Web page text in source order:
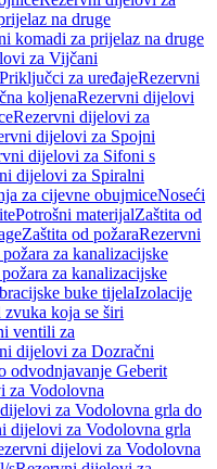
na druge
komadi za prijelaz na druge
za Vijčani
Priključci za uređajeRezervni
koljenaRezervni dijelovi
Rezervni dijelovi za
dijelovi za Spojni
dijelovi za Sifoni s
dijelovi za Spiralni
za cijevne obujmiceNoseći
Potrošni materijalZaštita od
Zaštita od požaraRezervni
za kanalizacijske
za kanalizacijske
buke tijelaIzolacije
koja se širi
ventili za
dijelovi za Dozračni
odvodnjavanje Geberit
za Vodolovna
za Vodolovna grla do
dijelovi za Vodolovna grla
dijelovi za Vodolovna